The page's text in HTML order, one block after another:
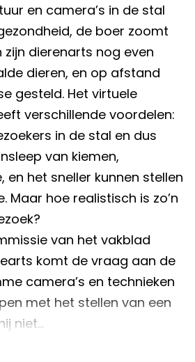
en camera’s in de stal
de boer zoomt
dierenarts nog even
dieren, en op afstand
gesteld. Het virtuele
verschillende voordelen:
in de stal en dus
van kiemen,
en het sneller kunnen stellen
Maar hoe realistisch is zo’n
van het vakblad
komt de vraag aan de
camera’s en technieken
met het stellen van een
niet…